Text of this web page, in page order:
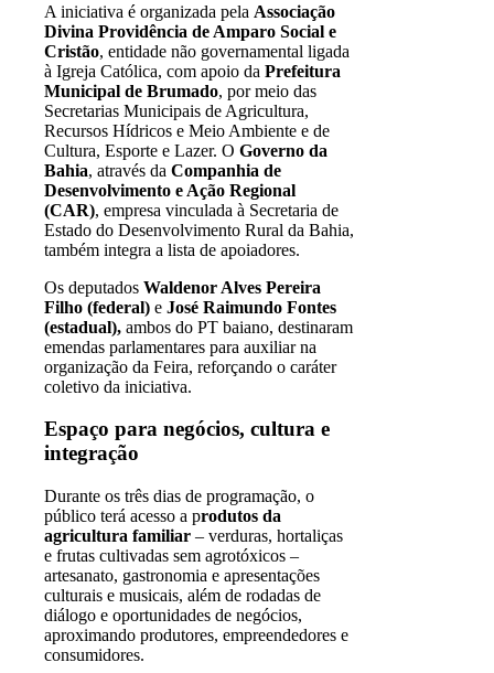
A iniciativa é organizada pela Associação
Divina Providência de Amparo Social e
Cristão, entidade não governamental ligada
à Igreja Católica, com apoio da Prefeitura
Municipal de Brumado, por meio das
Secretarias Municipais de Agricultura,
Recursos Hídricos e Meio Ambiente e de
Cultura, Esporte e Lazer. O Governo da
Bahia, através da Companhia de
Desenvolvimento e Ação Regional
(CAR), empresa vinculada à Secretaria de
Estado do Desenvolvimento Rural da Bahia,
também integra a lista de apoiadores.
Os deputados Waldenor Alves Pereira
Filho (federal) e José Raimundo Fontes
(estadual), ambos do PT baiano, destinaram
emendas parlamentares para auxiliar na
organização da Feira, reforçando o caráter
coletivo da iniciativa.
Espaço para negócios, cultura e
integração
Durante os três dias de programação, o
público terá acesso a produtos da
agricultura familiar – verduras, hortaliças
e frutas cultivadas sem agrotóxicos –
artesanato, gastronomia e apresentações
culturais e musicais, além de rodadas de
diálogo e oportunidades de negócios,
aproximando produtores, empreendedores e
consumidores.